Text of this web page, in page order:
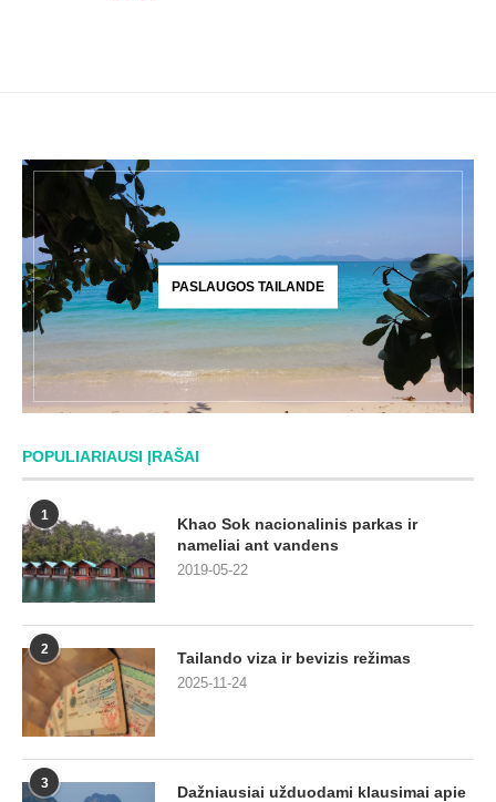
PASLAUGOS TAILANDE
POPULIARIAUSI ĮRAŠAI
1
Khao Sok nacionalinis parkas ir
nameliai ant vandens
2019-05-22
2 Tailando viza ir bevizis režimas
2025-11-24
3
Dažniausiai užduodami klausimai apie